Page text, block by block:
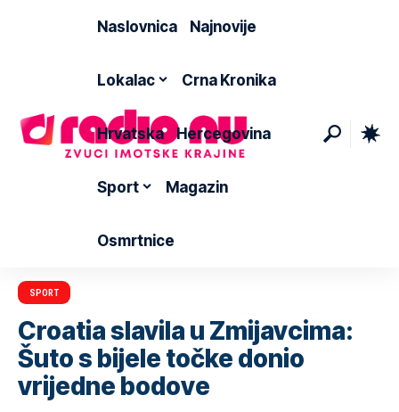
Naslovnica Najnovije
Lokalac Crna Kronika
Hrvatska Hercegovina
Sport Magazin
Osmrtnice
SPORT
Croatia slavila u Zmijavcima:
Šuto s bijele točke donio
vrijedne bodove